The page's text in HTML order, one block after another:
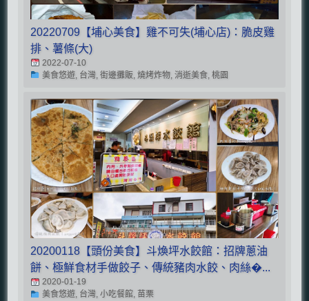
20220709【埔心美食】雞不可失(埔心店)：脆皮雞
排、薯條(大)
2022-07-10
美食悠遊, 台灣, 街邊攤販, 燒烤炸物, 消逝美食, 桃園
20200118【頭份美食】斗煥坪水餃館：招牌蔥油
餅、極鮮食材手做餃子、傳統豬肉水餃、肉絲�...
2020-01-19
美食悠遊, 台灣, 小吃餐館, 苗栗